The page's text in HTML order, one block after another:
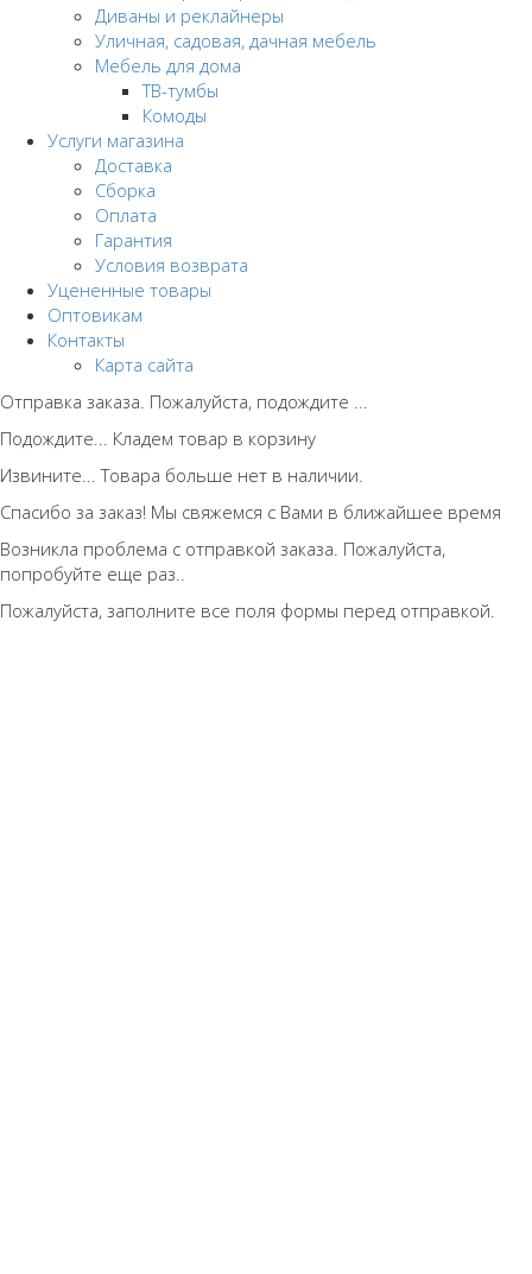
Диваны и реклайнеры
Уличная, садовая, дачная мебель
Мебель для дома
ТВ-тумбы
Комоды
Услуги магазина
Доставка
Сборка
Оплата
Гарантия
Условия возврата
Уцененные товары
Оптовикам
Контакты
Карта сайта
Отправка заказа. Пожалуйста, подождите ...
Подождите... Кладем товар в корзину
Извините... Товара больше нет в наличии.
Спасибо за заказ! Мы свяжемся с Вами в ближайшее время
Возникла проблема с отправкой заказа. Пожалуйста,
попробуйте еще раз..
Пожалуйста, заполните все поля формы перед отправкой.